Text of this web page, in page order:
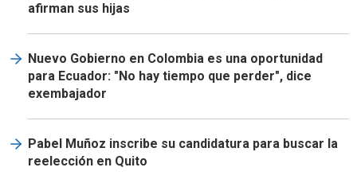
afirman sus hijas
Nuevo Gobierno en Colombia es una oportunidad
para Ecuador: "No hay tiempo que perder", dice
exembajador
Pabel Muñoz inscribe su candidatura para buscar la
reelección en Quito